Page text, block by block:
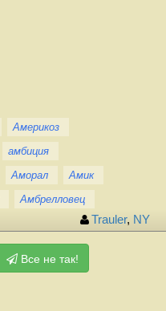
Америкоз
амбиция
Аморал
Амик
Амбрелловец
Trauler, NY
Все не так!